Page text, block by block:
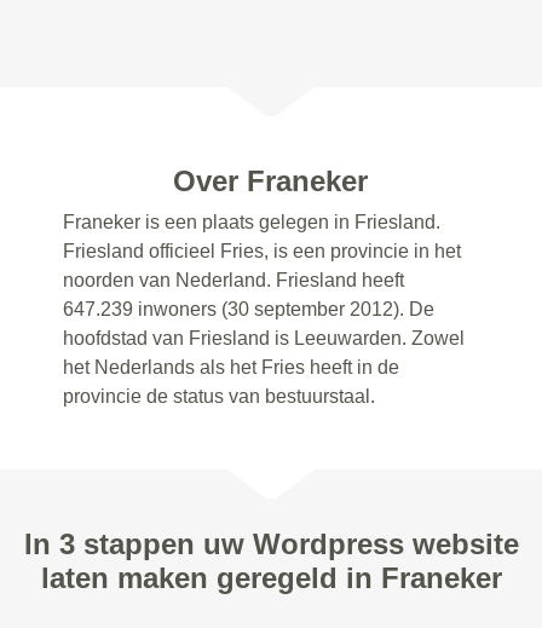
Over Franeker
Franeker is een plaats gelegen in Friesland.
Friesland officieel Fries, is een provincie in het
noorden van Nederland. Friesland heeft
647.239 inwoners (30 september 2012). De
hoofdstad van Friesland is Leeuwarden. Zowel
het Nederlands als het Fries heeft in de
provincie de status van bestuurstaal.
In 3 stappen uw Wordpress website
laten maken geregeld in Franeker